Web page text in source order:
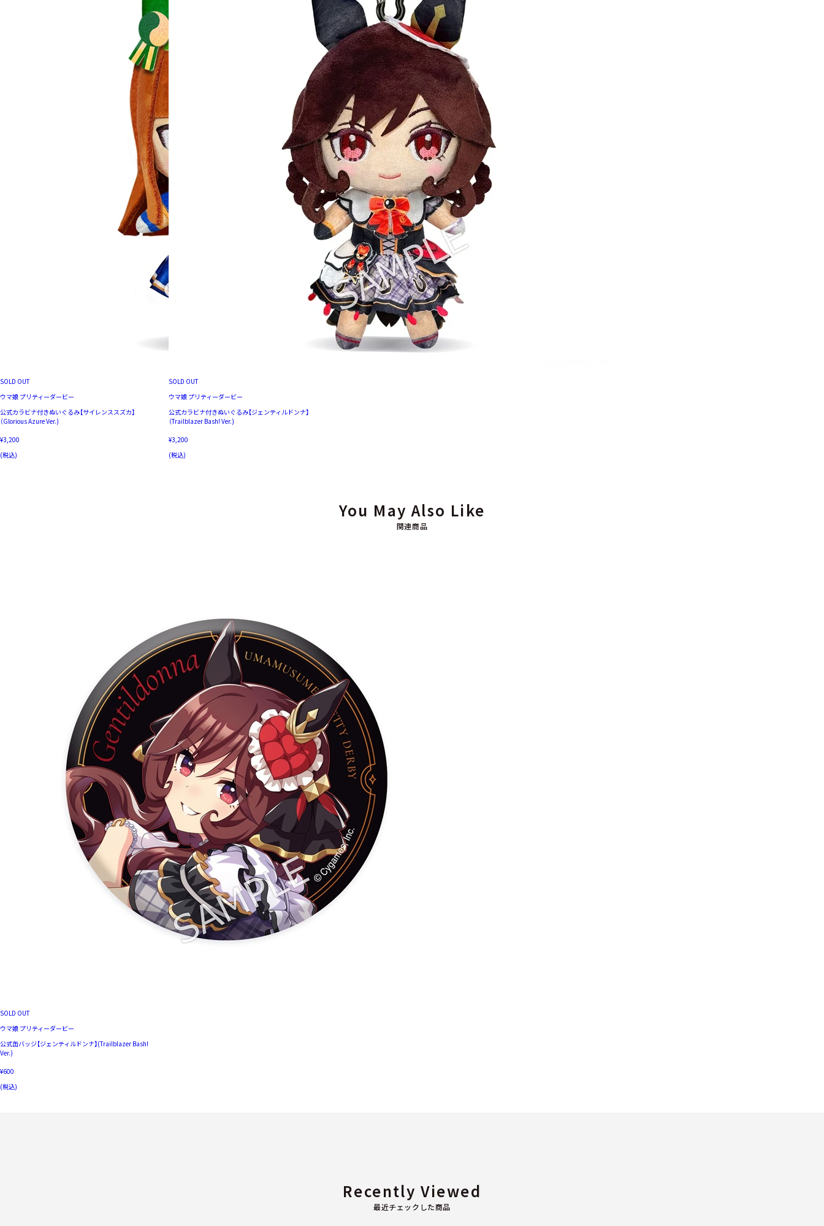
SOLD OUT
ウマ娘 プリティーダービー
公式カラビナ付きぬいぐるみ【サイレンススズカ】
（Glorious Azure Ver.)
¥3,200
(税込)
SOLD OUT
ウマ娘 プリティーダービー
公式カラビナ付きぬいぐるみ【ジェンティルドンナ】
（Trailblazer Bash! Ver.)
¥3,200
(税込)
関連商品
You May Also Like
SOLD OUT
ウマ娘 プリティーダービー
公式缶バッジ【ジェンティルドンナ】(Trailblazer Bash!
Ver.)
¥600
(税込)
最近チェックした商品
Recently Viewed